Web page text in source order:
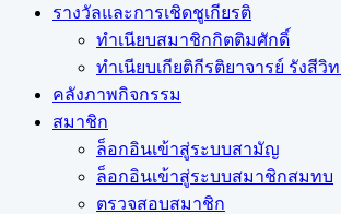
รางวัลและการเชิดชูเกียรติ
ทำเนียบสมาชิกกิตติมศักดิ์
ทำเนียบเกียติกีรติยาจารย์ รังสีวิ
คลังภาพกิจกรรม
สมาชิก
ล็อกอินเข้าสู่ระบบสามัญ
ล็อกอินเข้าสู่ระบบสมาชิกสมทบ
ตรวจสอบสมาชิก